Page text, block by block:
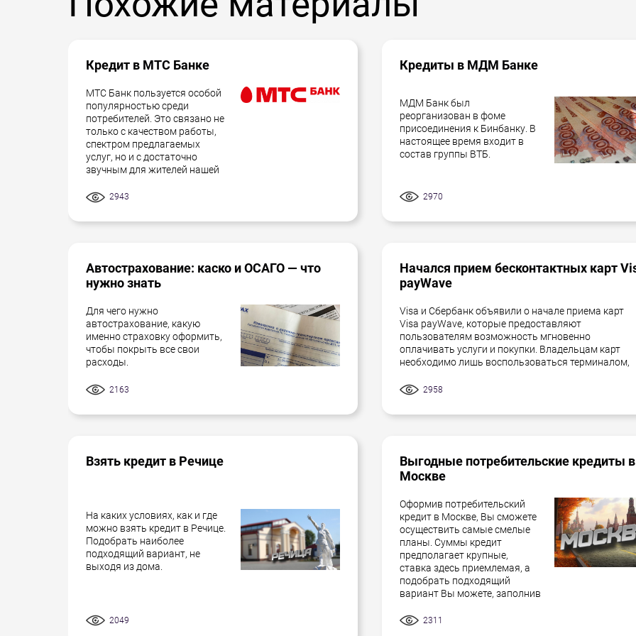
отсрочить выплату, если таковая предусмотрена условиями кредитования.
Кредит в МТС Банке
МТС Банк пользуется особой
популярностью среди
потребителей. Это связано не
только с качеством работы,
спектром предлагаемых
услуг, но и с достаточно
звучным для жителей нашей
2943
Кредиты в МДМ Банке
МДМ Банк был
реорганизован в фоме
присоединения к Бинбанку. В
настоящее время входит в
состав группы ВТБ.
2970
Автострахование: каско и ОСАГО — что
нужно знать
Для чего нужно
автострахование, какую
именно страховку оформить,
чтобы покрыть все свои
расходы.
2163
Начался прием бесконтактных карт
payWave
Visa и Сбербанк объявили о начале приема карт
Visa payWave, которые предоставляют
пользователям возможность мгновенно
оплачивать услуги и покупки. Владельцам карт
необходимо лишь воспользоваться терминалом,
2958
Взять кредит в Речице
На каких условиях, как и где
можно взять кредит в Речице.
Подобрать наиболее
подходящий вариант, не
выходя из дома.
2049
Выгодные потребительские кредиты в
Москве
Оформив потребительский
кредит в Москве, Вы сможете
осуществить самые смелые
планы. Суммы кредит
предполагает крупные,
ставка здесь приемлемая, а
подобрать подходящий
вариант Вы можете, заполнив
2311